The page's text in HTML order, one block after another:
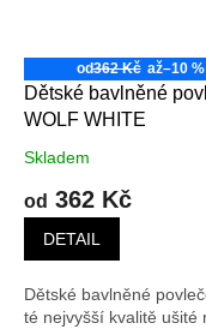
od362 Kč až–10 %
Dětské bavlněné
WOLF WHITE
Skladem
od 362 Kč
DETAIL
Dětské bavlněné
té nejvyšší kvalitě ušité